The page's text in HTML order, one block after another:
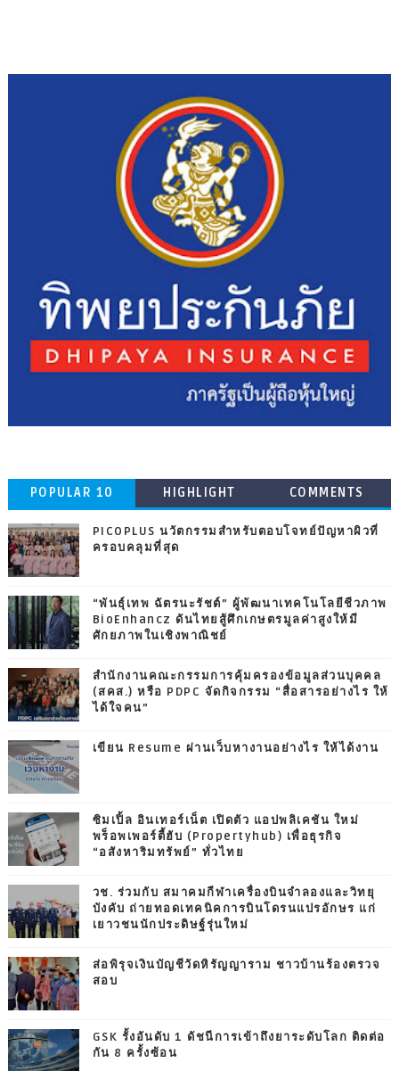
POPULAR 10 HIGHLIGHT COMMENTS
PICOPLUS นวัตกรรมสำหรับตอบโจทย์ปัญหาผิวที่
ครอบคลุมที่สุด
“พันธุ์เทพ ฉัตรนะรัชต์” ผู้พัฒนาเทคโนโลยีชีวภาพ
BioEnhancz ดันไทยสู้ศึกเกษตรมูลค่าสูงให้มี
ศักยภาพในเชิงพาณิชย์
สำนักงานคณะกรรมการคุ้มครองข้อมูลส่วนบุคคล
(สคส.) หรือ PDPC จัดกิจกรรม “สื่อสารอย่างไร ให้
ได้ใจคน”
เขียน Resume ผ่านเว็บหางานอย่างไร ให้ได้งาน
ซิมเปิ้ล อินเทอร์เน็ต เปิดตัว แอปพลิเคชัน ใหม่
พร็อพเพอร์ตี้ฮับ (Propertyhub) เพื่อธุรกิจ
“อสังหาริมทรัพย์” ทั่วไทย
วช. ร่วมกับ สมาคมกีฬาเครื่องบินจำลองและวิทยุ
บังคับ ถ่ายทอดเทคนิคการบินโดรนแปรอักษร แก่
เยาวชนนักประดิษฐ์รุ่นใหม่
ส่อพิรุจเงินบัญชีวัดหิรัญญาราม ชาวบ้านร้องตรวจ
สอบ
GSK รั้งอันดับ 1 ดัชนีการเข้าถึงยาระดับโลก ติดต่อ
กัน 8 ครั้งซ้อน